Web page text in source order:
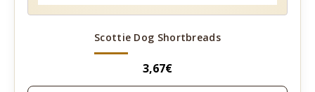
Scottie Dog Shortbreads
3,67€